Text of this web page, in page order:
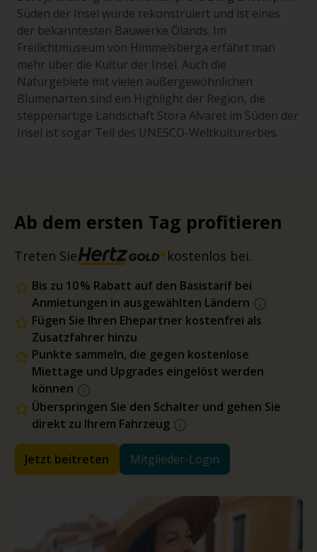
Süden der Insel wurde rekonstruiert und ist eines
der bekanntesten Bauwerke Ölands. Im
Freilichtmuseum von Himmelsberga erfährt man
mehr über die Kultur der Insel. Auch die
Naturgebiete mit vielen außergewöhnlichen
Blumenarten sind ein Highlight der Region, die
steppenartige Landschaft Stora Alvaret im Süden der
Insel ist sogar Teil des UNESCO-Weltkulturerbes.
Ab dem ersten Tag profitieren
Treten Sie kostenlos bei.
Bis zu 10 % Rabatt auf den Basistarif bei
Anmietungen in ausgewählten Ländern
Fügen Sie Ihren Ehepartner kostenfrei als
Zusatzfahrer hinzu
Punkte sammeln, die gegen kostenlose
Miettage und Upgrades eingelöst werden
können
Überspringen Sie den Schalter und gehen Sie
direkt zu Ihrem Fahrzeug
Jetzt beitreten Mitglieder-Login